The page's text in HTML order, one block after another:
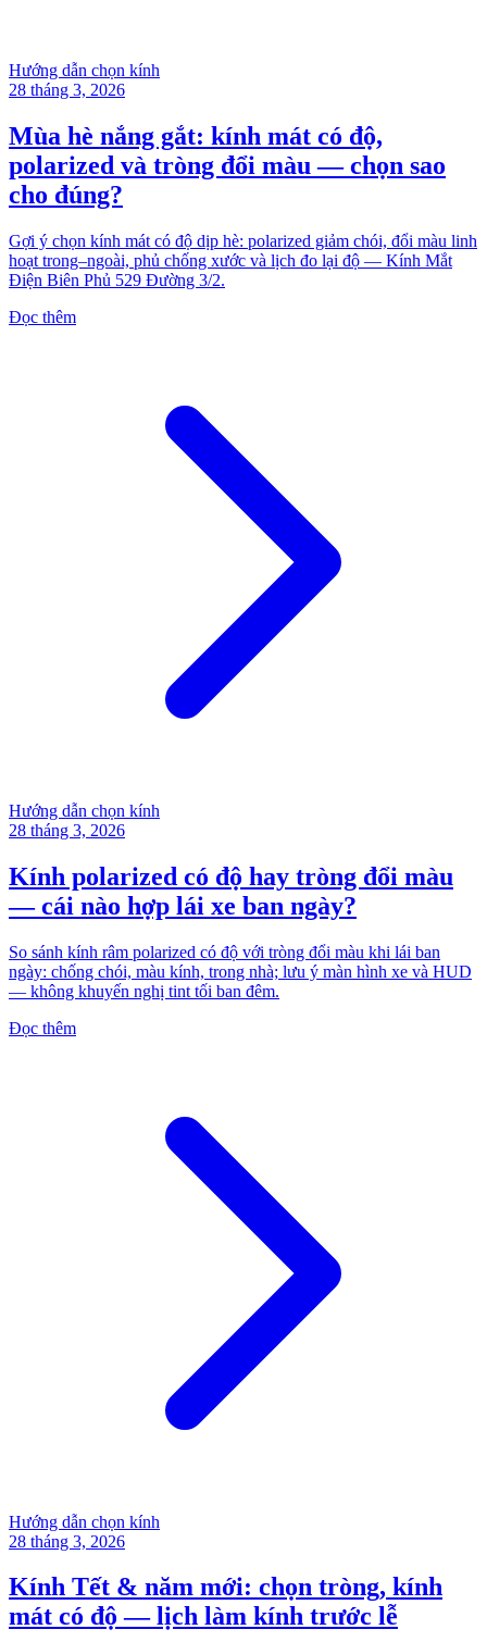
Hướng dẫn chọn kính
28 tháng 3, 2026
Mùa hè nắng gắt: kính mát có độ,
polarized và tròng đổi màu — chọn sao
cho đúng?
Gợi ý chọn kính mát có độ dịp hè: polarized giảm chói, đổi màu linh
hoạt trong–ngoài, phủ chống xước và lịch đo lại độ — Kính Mắt
Điện Biên Phủ 529 Đường 3/2.
Đọc thêm
Hướng dẫn chọn kính
28 tháng 3, 2026
Kính polarized có độ hay tròng đổi màu
— cái nào hợp lái xe ban ngày?
So sánh kính râm polarized có độ với tròng đổi màu khi lái ban
ngày: chống chói, màu kính, trong nhà; lưu ý màn hình xe và HUD
— không khuyến nghị tint tối ban đêm.
Đọc thêm
Hướng dẫn chọn kính
28 tháng 3, 2026
Kính Tết & năm mới: chọn tròng, kính
mát có độ — lịch làm kính trước lễ